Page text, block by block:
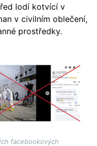
lodí kotvící v
v civilním oblečení,
prostředky.
facebookových